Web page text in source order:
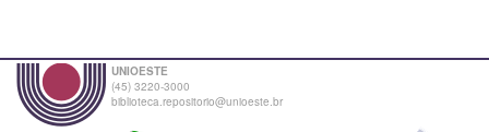
UNIOESTE
(45) 3220-3000
biblioteca.repositorio@unioeste.br